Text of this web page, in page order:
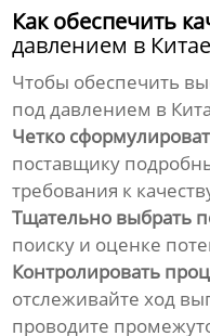
Как обеспечить
давлением в Китае
Чтобы обеспечить
под давлением в
Четко
поставщику
требования к
Тщательно выбрать
поиску и оценке
Контролировать
отслеживайте ход
проводите